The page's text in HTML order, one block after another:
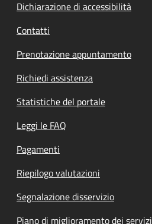
Dichiarazione di accessibilità
Contatti
Prenotazione appuntamento
Richiedi assistenza
Statistiche del portale
Leggi le FAQ
Pagamenti
Riepilogo valutazioni
Segnalazione disservizio
Piano di miglioramento dei servizi